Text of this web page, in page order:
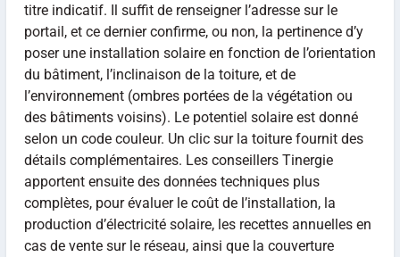
titre indicatif. Il suffit de renseigner l’adresse sur le
portail, et ce dernier confirme, ou non, la pertinence d’y
poser une installation solaire en fonction de l’orientation
du bâtiment, l’inclinaison de la toiture, et de
l’environnement (ombres portées de la végétation ou
des bâtiments voisins). Le potentiel solaire est donné
selon un code couleur. Un clic sur la toiture fournit des
détails complémentaires. Les conseillers Tinergie
apportent ensuite des données techniques plus
complètes, pour évaluer le coût de l’installation, la
production d’électricité solaire, les recettes annuelles en
cas de vente sur le réseau, ainsi que la couverture